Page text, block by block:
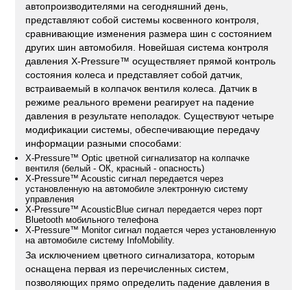
автопроизводителями на сегодняшний день,
представляют собой системы косвенного контроля,
сравнивающие изменения размера шин с состоянием
других шин автомобиля. Новейшая система контроля
давления X-Pressure™ осуществляет прямой контроль
состояния колеса и представляет собой датчик,
встраиваемый в колпачок вентиля колеса. Датчик в
режиме реального времени реагирует на падение
давления в результате неполадок. Существуют четыре
модификации системы, обеспечивающие передачу
информации разными способами:
X-Pressure™ Optic цветной сигнализатор на колпачке
вентиля (белый - ОК, красный - опасность)
X-Pressure™ Acoustic сигнал передается через
установленную на автомобиле электронную систему
управления
X-Pressure™ AcousticBlue сигнал передается через порт
Bluetooth мобильного телефона
X-Pressure™ Monitor сигнал подается через установленную
на автомобиле систему InfoMobility.
За исключением цветного сигнализатора, которым
оснащена первая из перечисленных систем,
позволяющих прямо определить падение давления в